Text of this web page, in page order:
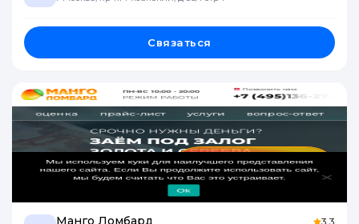
Связаться
Манго Ломбард 3.3